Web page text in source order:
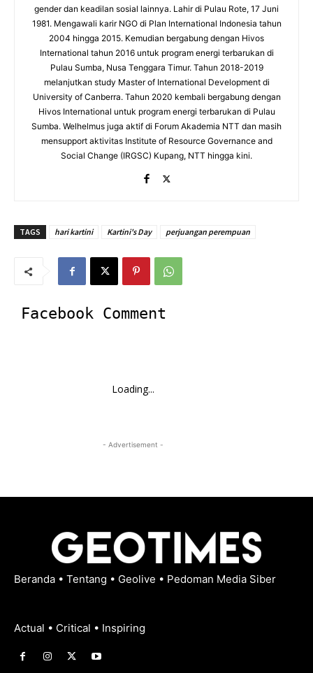
gender dan keadilan sosial lainnya. Lahir di Pulau Rote, 17 Juni
1981. Mengawali karir NGO di Plan International Indonesia tahun
2004 hingga 2015. Kemudian bergabung dengan Hivos
International tahun 2016 untuk program energi terbarukan di
Pulau Sumba, Nusa Tenggara Timur. Tahun 2018-2019
melanjutkan study Master of International Development di
University of Canberra. Tahun 2020 kembali bergabung dengan
Hivos International untuk program energi terbarukan di Pulau
Sumba. Welhelmus juga aktif di Forum Akademia NTT dan masih
mensupport aktivitas Institute of Resource Governance and
Social Change (IRGSC) Kupang, NTT hingga kini.
TAGS hari kartini Kartini's Day perjuangan perempuan
Facebook Comment
Loading...
- Advertisement -
Beranda • Tentang • Geolive • Pedoman Media Siber
Actual • Critical • Inspiring